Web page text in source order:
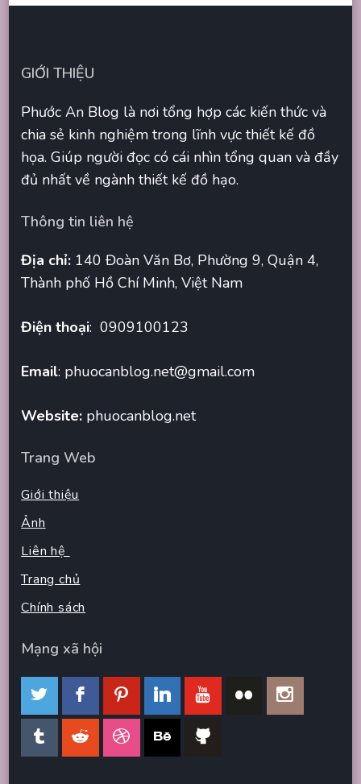
GIỚI THIỆU
Phước An Blog là nơi tổng hợp các kiến thức và
chia sẻ kinh nghiệm trong lĩnh vực thiết kế đồ
họa. Giúp người đọc có cái nhìn tổng quan và đầy
đủ nhất về ngành thiết kế đồ hạo.
Thông tin liên hệ
Địa chỉ: 140 Đoàn Văn Bơ, Phường 9, Quận 4,
Thành phố Hồ Chí Minh, Việt Nam
Điện thoại: 0909100123
Email: phuocanblog.net@gmail.com
Website: phuocanblog.net
Trang Web
Giới thiệu
Ảnh
Liên hệ
Trang chủ
Chính sách
Mạng xã hội